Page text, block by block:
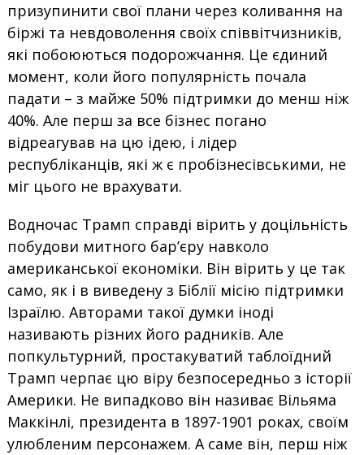
призупинити свої плани через коливання на
біржі та невдоволення своїх співвітчизників,
які побоюються подорожчання. Це єдиний
момент, коли його популярність почала
падати – з майже 50% підтримки до менш ніж
40%. Але перш за все бізнес погано
відреагував на цю ідею, і лідер
республіканців, які ж є пробізнесівськими, не
міг цього не врахувати.
Водночас Трамп справді вірить у доцільність
побудови митного бар’єру навколо
американської економіки. Він вірить у це так
само, як і в виведену з Біблії місію підтримки
Ізраїлю. Авторами такої думки іноді
називають різних його радників. Але
попкультурний, простакуватий таблоїдний
Трамп черпає цю віру безпосередньо з історії
Америки. Не випадково він називає Вільяма
Маккінлі, президента в 1897-1901 роках, своїм
улюбленим персонажем. А саме він, перш ніж